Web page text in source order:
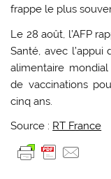
frappe le plus
Le 28 août, l’AFP
Santé, avec l’appui
alimentaire
de vaccinations
cinq ans.
Source : RT France